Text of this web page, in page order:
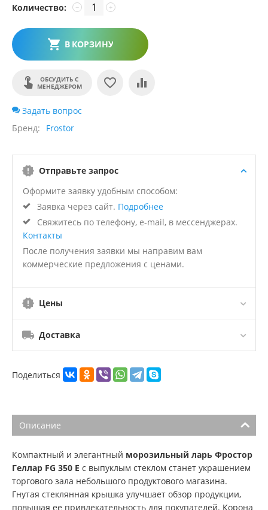
Количество: +
−
В КОРЗИНУ
ОБСУДИТЬ С
МЕНЕДЖЕРОМ
Задать вопрос
Бренд
Frostor
Отправьте запрос
Оформите заявку удобным способом:
Заявка через сайт. Подробнее
Свяжитесь по телефону, e-mail, в мессенджерах.
Контакты
После получения заявки мы направим вам
коммерческие предложения с ценами.
Цены
Доставка
Поделиться
Описание
Компактный и элегантный морозильный ларь Фростор
Геллар FG 350 E с выпуклым стеклом станет украшением
торгового зала небольшого продуктового магазина.
Гнутая стеклянная крышка улучшает обзор продукции,
повышая ее привлекательность для покупателей. Корона